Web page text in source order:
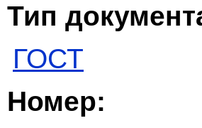
Тип
ГОСТ
Номер: